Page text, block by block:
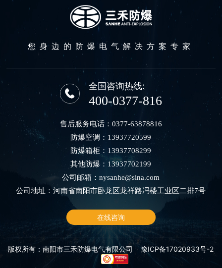
您身边的防爆电气解决方案专家
全国咨询热线:
400-0377-816
售后服务电话： 0377-63878816
防爆空调： 13937720599
防爆箱柜： 13937708299
其他防爆： 13937702199
公司邮箱：nysanhe@sina.com
公司地址：河南省南阳市卧龙区龙祥路冯楼工业区二排7号
在线咨询
版权所有：南阳市三禾防爆电气有限公司 豫ICP备17020933号-2